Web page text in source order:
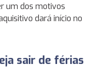
um dos motivos
dará início no
sair de férias